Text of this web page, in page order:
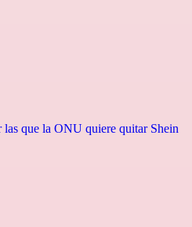
las que la ONU quiere quitar Shein